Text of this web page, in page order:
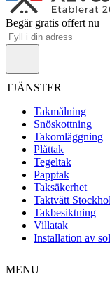
Begär gratis offert nu
TJÄNSTER
Takmålning
Snöskottning
Takomläggning
Plåttak
Tegeltak
Papptak
Taksäkerhet
Taktvätt
Takbesiktning
Villatak
Installation av
MENU